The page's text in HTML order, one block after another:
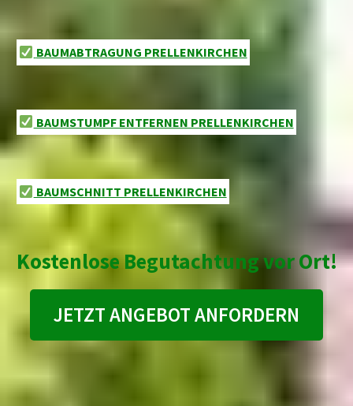
BAUMABTRAGUNG PRELLENKIRCHEN
BAUMSTUMPF ENTFERNEN PRELLENKIRCHEN
BAUMSCHNITT PRELLENKIRCHEN
Kostenlose Begutachtung vor Ort!
JETZT ANGEBOT ANFORDERN